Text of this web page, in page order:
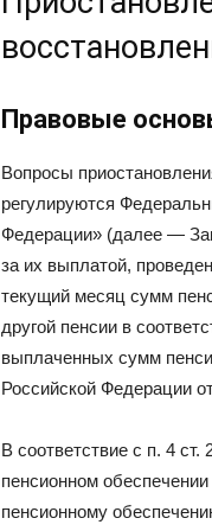
Правовые
Вопросы
регулируются
Федерации» (далее —
за их выплатой,
текущий месяц сумм
другой пенсии в
выплаченных сумм
Российской Федерации
В соответствие с п. 4
пенсионном
пенсионному